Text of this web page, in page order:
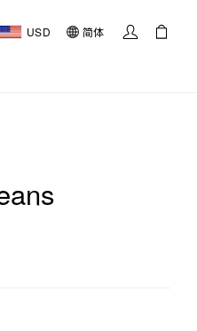
USD 简体